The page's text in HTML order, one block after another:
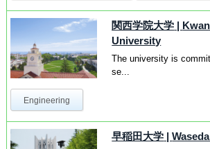
関西学院大学 |
University
The university is
se...
Engineering
早稲田大学 |